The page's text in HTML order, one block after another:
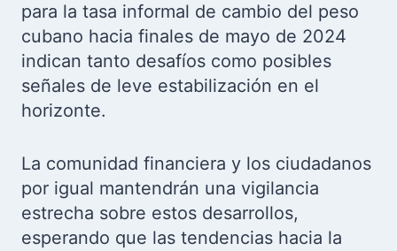
para la tasa informal de cambio del peso
cubano hacia finales de mayo de 2024
indican tanto desafíos como posibles
señales de leve estabilización en el
horizonte.
La comunidad financiera y los ciudadanos
por igual mantendrán una vigilancia
estrecha sobre estos desarrollos,
esperando que las tendencias hacia la